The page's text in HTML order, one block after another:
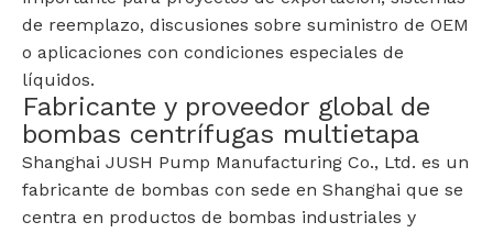
de reemplazo, discusiones sobre suministro de OEM
o aplicaciones con condiciones especiales de
líquidos.
Fabricante y proveedor global de
bombas centrífugas multietapa
Shanghai JUSH Pump Manufacturing Co., Ltd. es un
fabricante de bombas con sede en Shanghai que se
centra en productos de bombas industriales y